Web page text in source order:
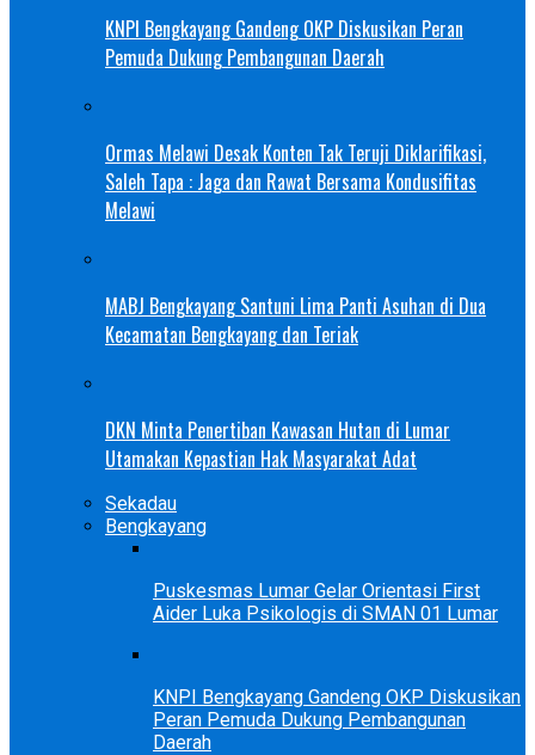
KNPI Bengkayang Gandeng OKP Diskusikan Peran
Pemuda Dukung Pembangunan Daerah
Ormas Melawi Desak Konten Tak Teruji Diklarifikasi,
Saleh Tapa : Jaga dan Rawat Bersama Kondusifitas
Melawi
MABJ Bengkayang Santuni Lima Panti Asuhan di Dua
Kecamatan Bengkayang dan Teriak
DKN Minta Penertiban Kawasan Hutan di Lumar
Utamakan Kepastian Hak Masyarakat Adat
Sekadau
Bengkayang
Puskesmas Lumar Gelar Orientasi First
Aider Luka Psikologis di SMAN 01 Lumar
KNPI Bengkayang Gandeng OKP Diskusikan
Peran Pemuda Dukung Pembangunan
Daerah